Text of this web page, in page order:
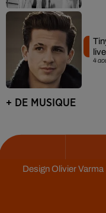
4
+ DE MUSIQUE
DesignOlivier Varma